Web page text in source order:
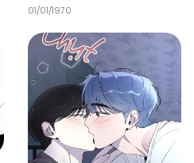
01/01/1970